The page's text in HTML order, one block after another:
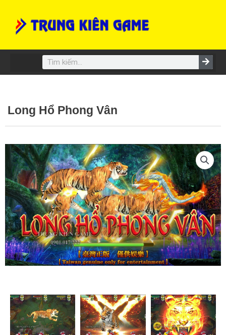
content
Search
Long Hổ Phong Vân